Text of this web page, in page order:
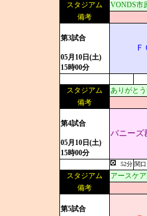
スタジアム VONDS市
備考
第3試合
05月10日(土)
15時00分
スタジアム ありがと
備考
第4試合
05月10日(土)
15時00分
バニーズ
52分 関
スタジアム アースケ
備考
第5試合